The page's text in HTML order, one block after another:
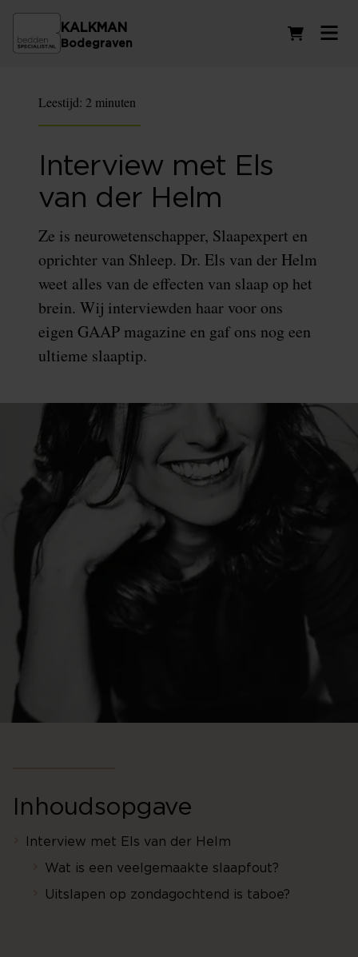
KALKMAN
Bodegraven
Leestijd: 2 minuten
Interview met Els
van der Helm
Ze is neurowetenschapper, Slaapexpert en
oprichter van Shleep. Dr. Els van der Helm
weet alles van de effecten van slaap op het
brein. Wij interviewden haar voor ons
eigen GAAP magazine en gaf ons nog een
ultieme slaaptip.
Inhoudsopgave
Interview met Els van der Helm
Wat is een veelgemaakte slaapfout?
Uitslapen op zondagochtend is taboe?